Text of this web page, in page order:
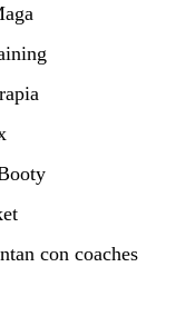
con coaches